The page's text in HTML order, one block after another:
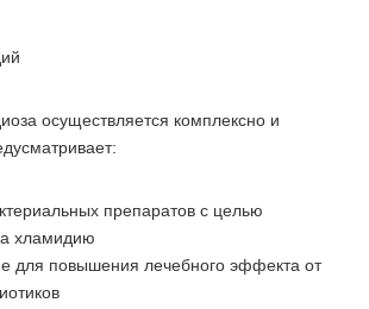
осуществляется комплексно и
препаратов с целью
хламидию
для повышения лечебного эффекта от